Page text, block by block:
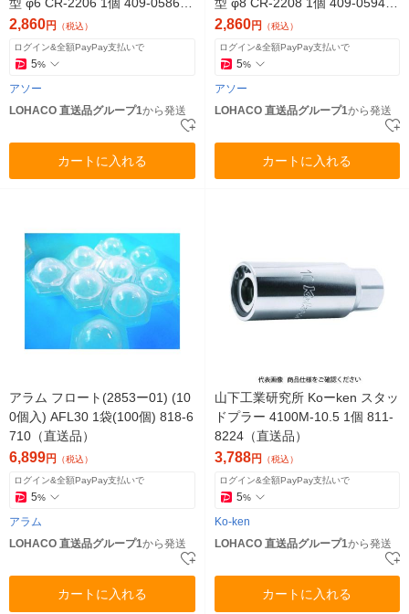
（直送品）
2,860円 （税込）
ログイン&全額PayPay支払いで
5%
アソー
LOHACO 直送品グループ1から発送
カートに入れる
（直送品）
2,860円 （税込）
ログイン&全額PayPay支払いで
5%
アソー
LOHACO 直送品グループ1から発送
カートに入れる
アラム フロート(2853ー01) (10
0個入) AFL30 1袋(100個) 818-6
710（直送品）
6,899円 （税込）
ログイン&全額PayPay支払いで
5%
アラム
LOHACO 直送品グループ1から発送
カートに入れる
山下工業研究所 Koーken スタッ
ドプラー 4100M-10.5 1個 811-
8224（直送品）
3,788円 （税込）
ログイン&全額PayPay支払いで
5%
Ko-ken
LOHACO 直送品グループ1から発送
カートに入れる